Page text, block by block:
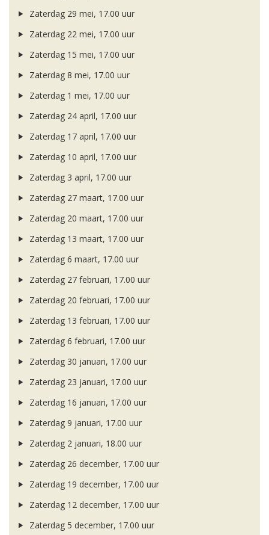
Zaterdag 29 mei, 17.00 uur
Zaterdag 22 mei, 17.00 uur
Zaterdag 15 mei, 17.00 uur
Zaterdag 8 mei, 17.00 uur
Zaterdag 1 mei, 17.00 uur
Zaterdag 24 april, 17.00 uur
Zaterdag 17 april, 17.00 uur
Zaterdag 10 april, 17.00 uur
Zaterdag 3 april, 17.00 uur
Zaterdag 27 maart, 17.00 uur
Zaterdag 20 maart, 17.00 uur
Zaterdag 13 maart, 17.00 uur
Zaterdag 6 maart, 17.00 uur
Zaterdag 27 februari, 17.00 uur
Zaterdag 20 februari, 17.00 uur
Zaterdag 13 februari, 17.00 uur
Zaterdag 6 februari, 17.00 uur
Zaterdag 30 januari, 17.00 uur
Zaterdag 23 januari, 17.00 uur
Zaterdag 16 januari, 17.00 uur
Zaterdag 9 januari, 17.00 uur
Zaterdag 2 januari, 18.00 uur
Zaterdag 26 december, 17.00 uur
Zaterdag 19 december, 17.00 uur
Zaterdag 12 december, 17.00 uur
Zaterdag 5 december, 17.00 uur